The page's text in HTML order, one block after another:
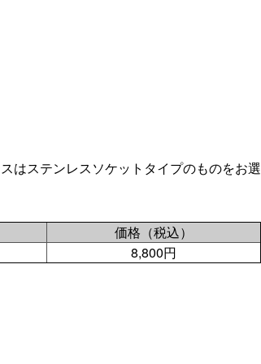
はステンレスソケットタイプのものをお選
価格（税込）
8,800円